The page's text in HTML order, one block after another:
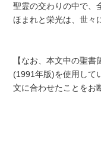
聖霊の交わりの中で、
ほまれと栄光は、世々
【なお、本文中の聖
(1991年版)を使用して
文に合わせたことをお